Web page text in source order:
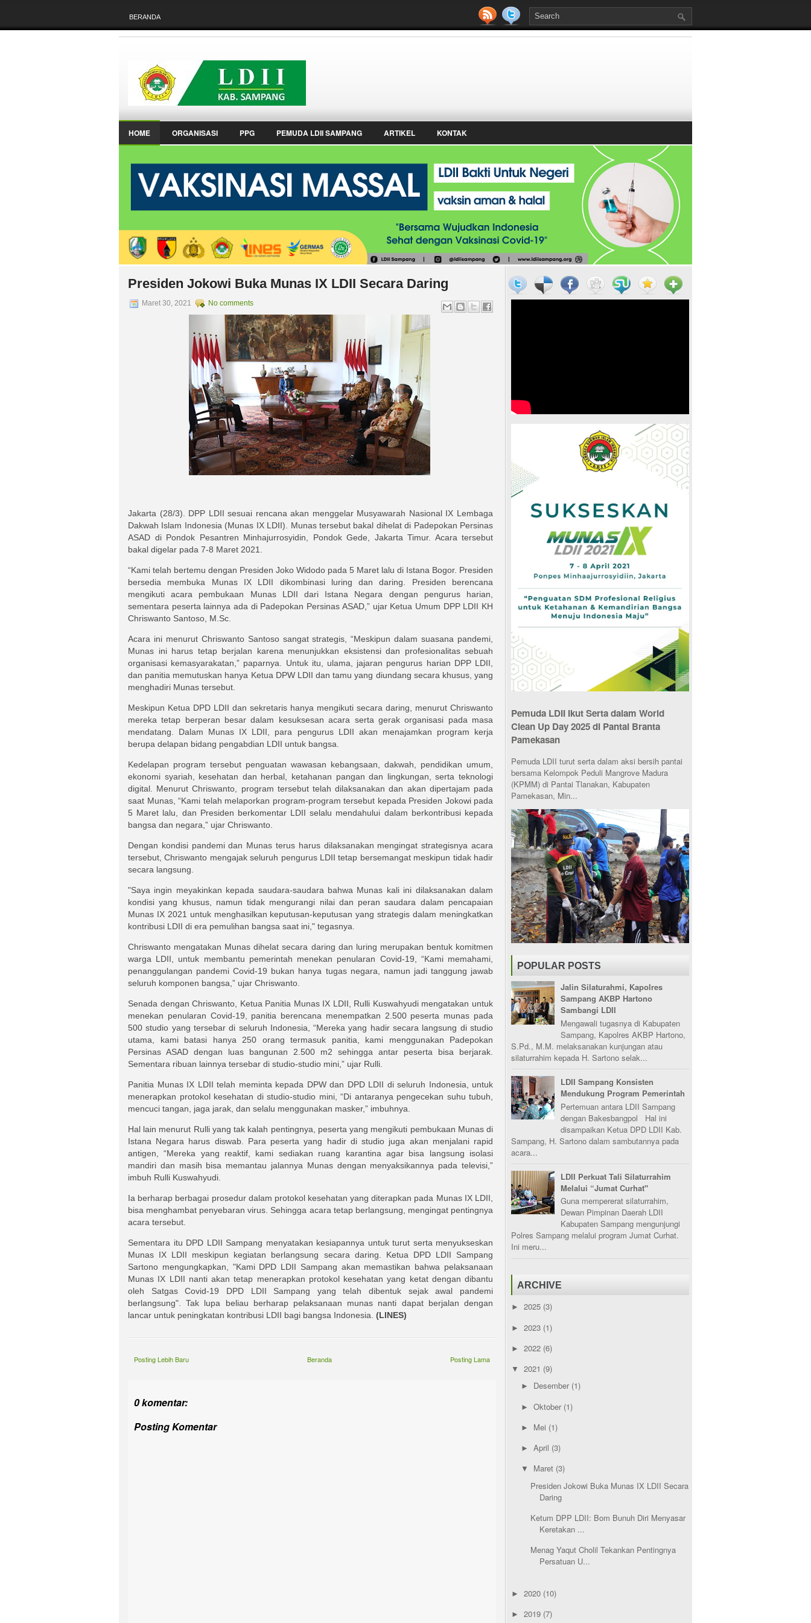
BERANDA
HOME ORGANISASI PPG PEMUDA LDII SAMPANG ARTIKEL KONTAK
Presiden Jokowi Buka Munas IX LDII Secara Daring
Maret 30, 2021 No comments
Jakarta (28/3). DPP LDII sesuai rencana akan menggelar Musyawarah Nasional IX Lembaga
Dakwah Islam Indonesia (Munas IX LDII). Munas tersebut bakal dihelat di Padepokan Persinas
ASAD di Pondok Pesantren Minhajurrosyidin, Pondok Gede, Jakarta Timur. Acara tersebut
bakal digelar pada 7-8 Maret 2021.
“Kami telah bertemu dengan Presiden Joko Widodo pada 5 Maret lalu di Istana Bogor. Presiden
bersedia membuka Munas IX LDII dikombinasi luring dan daring. Presiden berencana
mengikuti acara pembukaan Munas LDII dari Istana Negara dengan pengurus harian,
sementara peserta lainnya ada di Padepokan Persinas ASAD,” ujar Ketua Umum DPP LDII KH
Chriswanto Santoso, M.Sc.
Acara ini menurut Chriswanto Santoso sangat strategis, “Meskipun dalam suasana pandemi,
Munas ini harus tetap berjalan karena menunjukkan eksistensi dan profesionalitas sebuah
organisasi kemasyarakatan,” paparnya. Untuk itu, ulama, jajaran pengurus harian DPP LDII,
dan panitia memutuskan hanya Ketua DPW LDII dan tamu yang diundang secara khusus, yang
menghadiri Munas tersebut.
Meskipun Ketua DPD LDII dan sekretaris hanya mengikuti secara daring, menurut Chriswanto
mereka tetap berperan besar dalam kesuksesan acara serta gerak organisasi pada masa
mendatang. Dalam Munas IX LDII, para pengurus LDII akan menajamkan program kerja
berupa delapan bidang pengabdian LDII untuk bangsa.
Kedelapan program tersebut penguatan wawasan kebangsaan, dakwah, pendidikan umum,
ekonomi syariah, kesehatan dan herbal, ketahanan pangan dan lingkungan, serta teknologi
digital. Menurut Chriswanto, program tersebut telah dilaksanakan dan akan dipertajam pada
saat Munas, “Kami telah melaporkan program-program tersebut kepada Presiden Jokowi pada
5 Maret lalu, dan Presiden berkomentar LDII selalu mendahului dalam berkontribusi kepada
bangsa dan negara,” ujar Chriswanto.
Dengan kondisi pandemi dan Munas terus harus dilaksanakan mengingat strategisnya acara
tersebut, Chriswanto mengajak seluruh pengurus LDII tetap bersemangat meskipun tidak hadir
secara langsung.
"Saya ingin meyakinkan kepada saudara-saudara bahwa Munas kali ini dilaksanakan dalam
kondisi yang khusus, namun tidak mengurangi nilai dan peran saudara dalam pencapaian
Munas IX 2021 untuk menghasilkan keputusan-keputusan yang strategis dalam meningkatkan
kontribusi LDII di era pemulihan bangsa saat ini," tegasnya.
Chriswanto mengatakan Munas dihelat secara daring dan luring merupakan bentuk komitmen
warga LDII, untuk membantu pemerintah menekan penularan Covid-19, “Kami memahami,
penanggulangan pandemi Covid-19 bukan hanya tugas negara, namun jadi tanggung jawab
seluruh komponen bangsa,” ujar Chriswanto.
Senada dengan Chriswanto, Ketua Panitia Munas IX LDII, Rulli Kuswahyudi mengatakan untuk
menekan penularan Covid-19, panitia berencana menempatkan 2.500 peserta munas pada
500 studio yang tersebar di seluruh Indonesia, “Mereka yang hadir secara langsung di studio
utama, kami batasi hanya 250 orang termasuk panitia, kami menggunakan Padepokan
Persinas ASAD dengan luas bangunan 2.500 m2 sehingga antar peserta bisa berjarak.
Sementara ribuan lainnya tersebar di studio-studio mini,” ujar Rulli.
Panitia Munas IX LDII telah meminta kepada DPW dan DPD LDII di seluruh Indonesia, untuk
menerapkan protokol kesehatan di studio-studio mini, “Di antaranya pengecekan suhu tubuh,
mencuci tangan, jaga jarak, dan selalu menggunakan masker,” imbuhnya.
Hal lain menurut Rulli yang tak kalah pentingnya, peserta yang mengikuti pembukaan Munas di
Istana Negara harus diswab. Para peserta yang hadir di studio juga akan menjalani rapid
antigen, “Mereka yang reaktif, kami sediakan ruang karantina agar bisa langsung isolasi
mandiri dan masih bisa memantau jalannya Munas dengan menyaksikannya pada televisi,”
imbuh Rulli Kuswahyudi.
Ia berharap berbagai prosedur dalam protokol kesehatan yang diterapkan pada Munas IX LDII,
bisa menghambat penyebaran virus. Sehingga acara tetap berlangsung, mengingat pentingnya
acara tersebut.
Sementara itu DPD LDII Sampang menyatakan kesiapannya untuk turut serta menyukseskan
Munas IX LDII meskipun kegiatan berlangsung secara daring. Ketua DPD LDII Sampang
Sartono mengungkapkan, "Kami DPD LDII Sampang akan memastikan bahwa pelaksanaan
Munas IX LDII nanti akan tetap menerapkan protokol kesehatan yang ketat dengan dibantu
oleh Satgas Covid-19 DPD LDII Sampang yang telah dibentuk sejak awal pandemi
berlangsung". Tak lupa beliau berharap pelaksanaan munas nanti dapat berjalan dengan
lancar untuk peningkatan kontribusi LDII bagi bangsa Indonesia. (LINES)
Posting Lebih Baru Posting Lama
Beranda
0 komentar:
Posting Komentar
Pemuda LDII Ikut Serta dalam World
Clean Up Day 2025 di Pantai Branta
Pamekasan
Pemuda LDII turut serta dalam aksi bersih pantai
bersama Kelompok Peduli Mangrove Madura
(KPMM) di Pantai Tlanakan, Kabupaten
Pamekasan, Min...
POPULAR POSTS
Jalin Silaturahmi, Kapolres
Sampang AKBP Hartono
Sambangi LDII
Mengawali tugasnya di Kabupaten
Sampang, Kapolres AKBP Hartono,
S.Pd., M.M. melaksanakan kunjungan atau
silaturrahim kepada H. Sartono selak...
LDII Sampang Konsisten
Mendukung Program Pemerintah
Pertemuan antara LDII Sampang
dengan Bakesbangpol Hal ini
disampaikan Ketua DPD LDII Kab.
Sampang, H. Sartono dalam sambutannya pada
acara...
LDII Perkuat Tali Silaturrahim
Melalui “Jumat Curhat"
Guna mempererat silaturrahim,
Dewan Pimpinan Daerah LDII
Kabupaten Sampang mengunjungi
Polres Sampang melalui program Jumat Curhat.
Ini meru...
ARCHIVE
► 2025 (3)
► 2023 (1)
► 2022 (6)
▼ 2021 (9)
► Desember (1)
► Oktober (1)
► Mei (1)
► April (3)
▼ Maret (3)
Presiden Jokowi Buka Munas IX LDII Secara
Daring
Ketum DPP LDII: Bom Bunuh Diri Menyasar
Keretakan ...
Menag Yaqut Cholil Tekankan Pentingnya
Persatuan U...
► 2020 (10)
► 2019 (7)